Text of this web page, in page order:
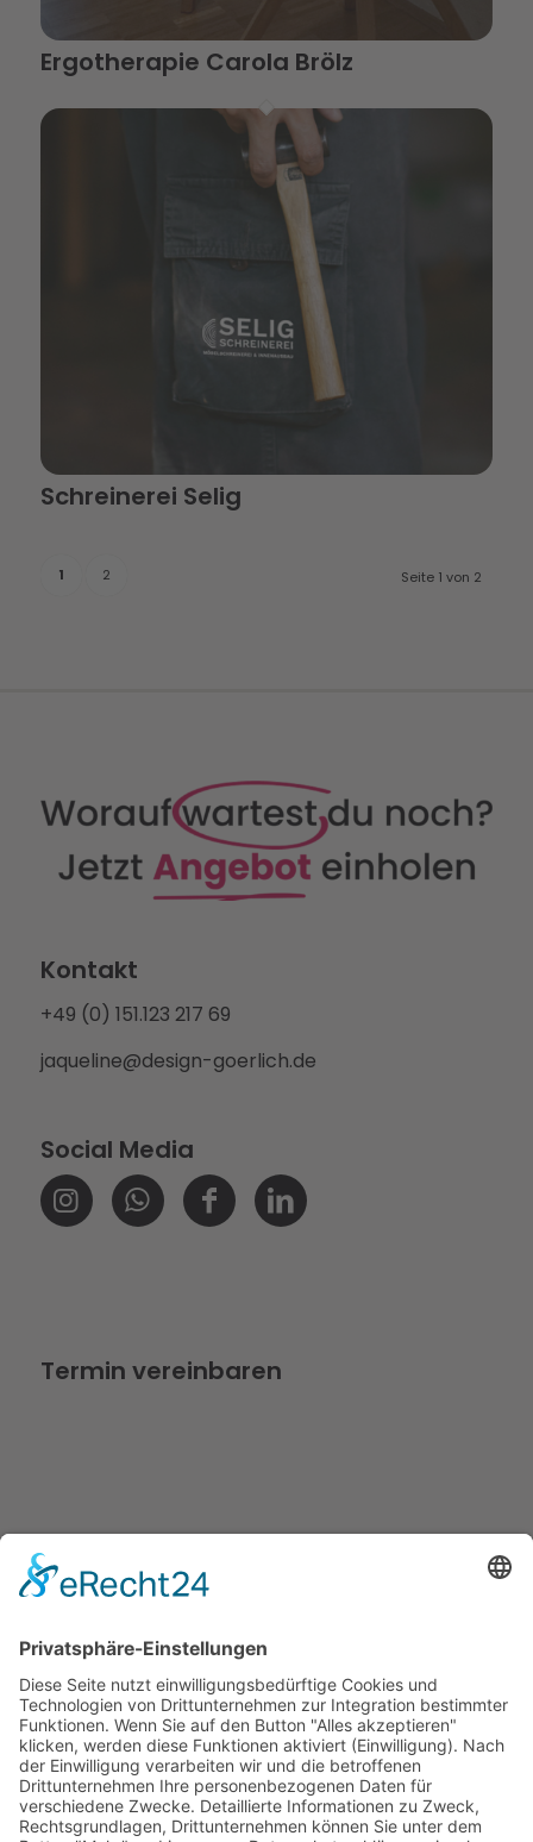
Ergotherapie Carola Brölz
Schreinerei Selig
Seite 1 von 2
1 2
Kontakt
+49 (0) 151.123 217 69
jaqueline@design-goerlich.de
Social Media
Termin vereinbaren